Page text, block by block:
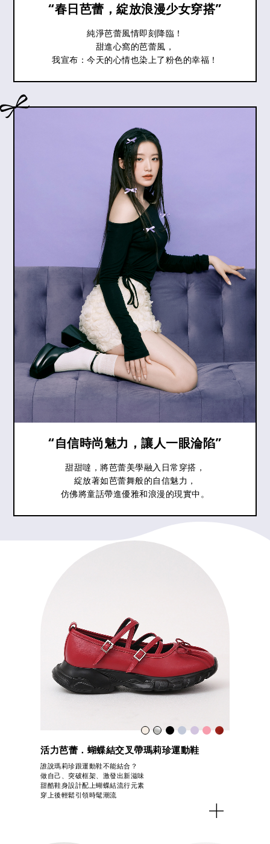
“春日芭蕾，綻放浪漫少女穿搭”
純淨芭蕾風情即刻降臨！
甜進心窩的芭蕾風，
我宣布：今天的心情也染上了粉色的幸福！
“自信時尚魅力，讓人一眼淪陷”
甜甜噠，將芭蕾美學融入日常穿搭，
綻放著如芭蕾舞般的自信魅力，
仿佛將童話帶進優雅和浪漫的現實中。
活力芭蕾．蝴蝶結交叉帶瑪莉珍運動鞋
誰說瑪莉珍跟運動鞋不能結合？
做自己、突破框架、激發出新滋味
甜酷鞋身設計配上蝴蝶結流行元素
穿上後輕鬆引領時髦潮流